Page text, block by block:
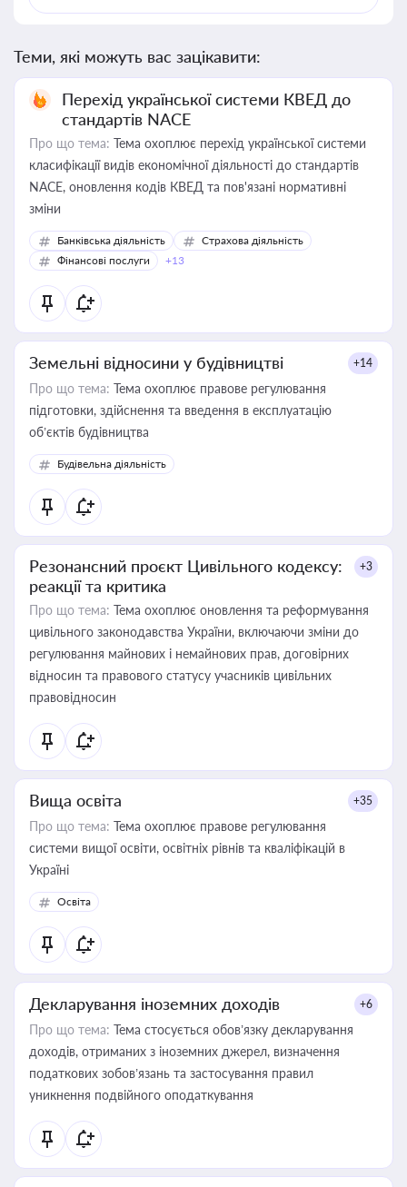
Теми, які можуть вас зацікавити:
Перехід української системи КВЕД до
стандартів NACE
Про що тема: Тема охоплює перехід української системи
класифікації видів економічної діяльності до стандартів
NACE, оновлення кодів КВЕД та пов'язані нормативні
зміни
Банківська діяльність
Страхова діяльність
Фінансові послуги
+13
Земельні відносини у будівництві +14
Про що тема: Тема охоплює правове регулювання
підготовки, здійснення та введення в експлуатацію
об’єктів будівництва
Будівельна діяльність
Резонансний проєкт Цивільного кодексу:
реакції та критика
+3
Про що тема: Тема охоплює оновлення та реформування
цивільного законодавства України, включаючи зміни до
регулювання майнових і немайнових прав, договірних
відносин та правового статусу учасників цивільних
правовідносин
Вища освіта +35
Про що тема: Тема охоплює правове регулювання
системи вищої освіти, освітніх рівнів та кваліфікацій в
Україні
Освіта
Декларування іноземних доходів +6
Про що тема: Тема стосується обов’язку декларування
доходів, отриманих з іноземних джерел, визначення
податкових зобов’язань та застосування правил
уникнення подвійного оподаткування